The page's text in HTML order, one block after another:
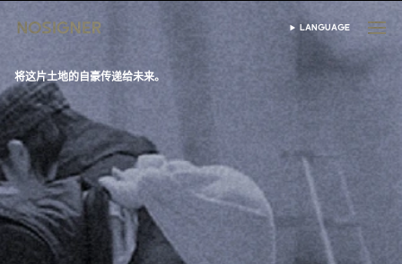
首页 SELECT LANGUAGE
LANGUAGE
将这片土地的自豪传递给未来。